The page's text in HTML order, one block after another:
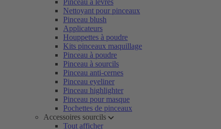
Pinceau à lèvres
Nettoyant pour pinceaux
Pinceau blush
Applicateurs
Houppettes à poudre
Kits pinceaux maquillage
Pinceau à poudre
Pinceau à sourcils
Pinceau anti-cernes
Pinceau eyeliner
Pinceau highlighter
Pinceau pour masque
Pochettes de pinceaux
Accessoires sourcils
Tout afficher